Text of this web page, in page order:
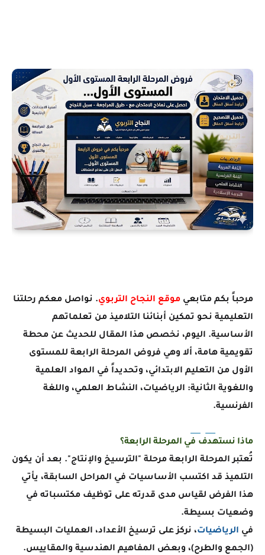
مرحباً بكم متابعي موقع النجاح التربوي. نواصل معكم رحلتنا
التعليمية نحو تمكين أبنائنا التلاميذ من تعلماتهم
الأساسية. اليوم، نخصص هذا المقال للحديث عن محطة
تقويمية هامة، ألا وهي فروض المرحلة الرابعة للمستوى
الأول من التعليم الابتدائي، وتحديداً في المواد العلمية
واللغوية الثانية: الرياضيات، النشاط العلمي، واللغة
الفرنسية.
ماذا نستهدف في المرحلة الرابعة؟
تُعتبر المرحلة الرابعة مرحلة "الترسيخ والإنتاج". بعد أن يكون
التلميذ قد اكتسب الأساسيات في المراحل السابقة، يأتي
هذا الفرض لقياس مدى قدرته على توظيف مكتسباته في
وضعيات بسيطة.
في الرياضيات، نركز على ترسيخ الأعداد، العمليات البسيطة
(الجمع والطرح)، وبعض المفاهيم الهندسية والمقاييس.